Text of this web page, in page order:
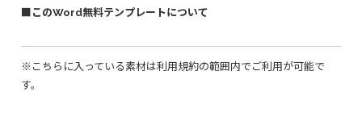
■このWord無料テンプレートについて
※こちらに入っている素材は利用規約の範囲内でご利用が可能で
す。